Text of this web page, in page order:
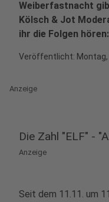
Weiberfastnacht
Kölsch & Jot
ihr die Folgen hören:
Veröffentlicht:
Anzeige
Die Zahl "ELF" -
Anzeige
Seit dem 11.11. um